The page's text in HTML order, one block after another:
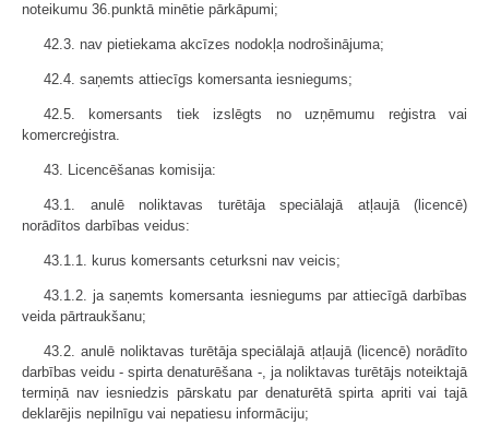
noteikumu 36.punktā minētie pārkāpumi;
42.3. nav pietiekama akcīzes nodokļa nodrošinājuma;
42.4. saņemts attiecīgs komersanta iesniegums;
42.5. komersants tiek izslēgts no uzņēmumu reģistra vai
komercreģistra.
43. Licencēšanas komisija:
43.1. anulē noliktavas turētāja speciālajā atļaujā (licencē)
norādītos darbības veidus:
43.1.1. kurus komersants ceturksni nav veicis;
43.1.2. ja saņemts komersanta iesniegums par attiecīgā darbības
veida pārtraukšanu;
43.2. anulē noliktavas turētāja speciālajā atļaujā (licencē) norādīto
darbības veidu - spirta denaturēšana -, ja noliktavas turētājs noteiktajā
termiņā nav iesniedzis pārskatu par denaturētā spirta apriti vai tajā
deklarējis nepilnīgu vai nepatiesu informāciju;